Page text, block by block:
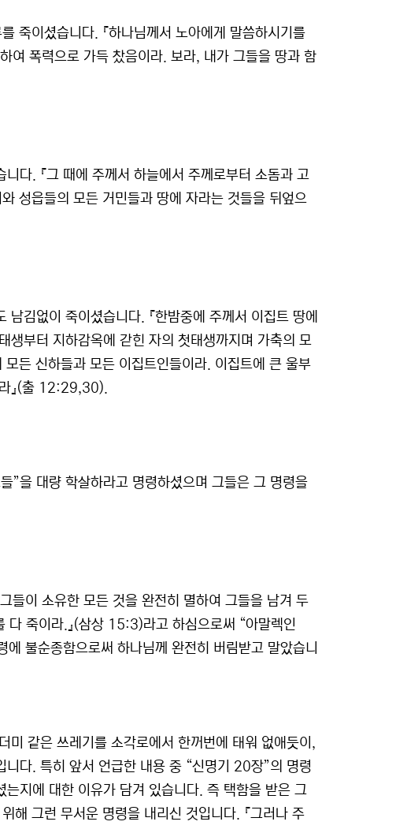
죽이셨습니다. 『하나님께서 노아에게 말씀하시기를
여 폭력으로 가득 찼음이라. 보라, 내가 그들을 땅과 함
다. 『그 때에 주께서 하늘에서 주께로부터 소돔과 고
성읍들의 모든 거민들과 땅에 자라는 것들을 뒤엎으
김없이 죽이셨습니다. 『한밤중에 주께서 이집트 땅에
생부터 지하감옥에 갇힌 자의 첫태생까지며 가축의 모
든 신하들과 모든 이집트인들이라. 이집트에 큰 울부
』(출 12:29,30).
”을 대량 학살하라고 명령하셨으며 그들은 그 명령을
들이 소유한 모든 것을 완전히 멸하여 그들을 남겨 두
죽이라.』(삼상 15:3)라고 하심으로써 “아말렉인
불순종함으로써 하나님께 완전히 버림받고 말았습니
미 같은 쓰레기를 소각로에서 한꺼번에 태워 없애듯이,
다. 특히 앞서 언급한 내용 중 “신명기 20장”의 명령
지에 대한 이유가 담겨 있습니다. 즉 택함을 받은 그
해 그런 무서운 명령을 내리신 것입니다. 『그러나 주